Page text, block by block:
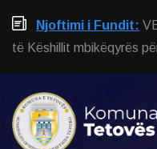
Njoftimi i Fundit:
të Këshillit mbikëqyrës